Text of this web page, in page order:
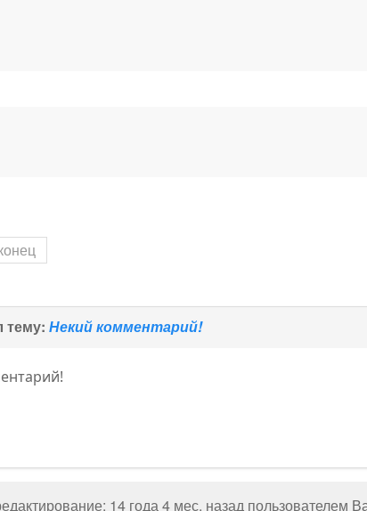
тему:Некий комментарий!
14 года 4 мес. назад пользователем